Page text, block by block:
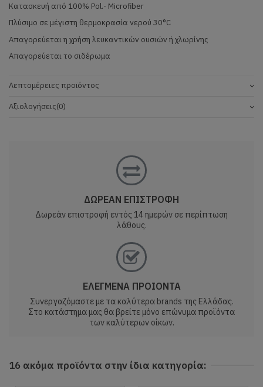
Κατασκευή από 100% Pol.- Microfiber
Πλύσιμο σε μέγιστη θερμοκρασία νερού 30°C
Απαγορεύεται η χρήση λευκαντικών ουσιών ή χλωρίνης
Απαγορεύεται το σιδέρωμα
Λεπτομέρειες προϊόντος
Αξιολογήσεις(0)
ΔΩΡΕΑΝ ΕΠΙΣΤΡΟΦΗ
Δωρεάν επιστροφή εντός 14 ημερών σε περίπτωση
λάθους.
ΕΛΕΓΜΕΝΑ ΠΡΟΙΟΝΤΑ
Συνεργαζόμαστε με τα καλύτερα brands της Ελλάδας.
Στο κατάστημα μας θα βρείτε μόνο επώνυμα προϊόντα
των καλύτερων οίκων.
16 ακόμα προϊόντα στην ίδια κατηγορία: